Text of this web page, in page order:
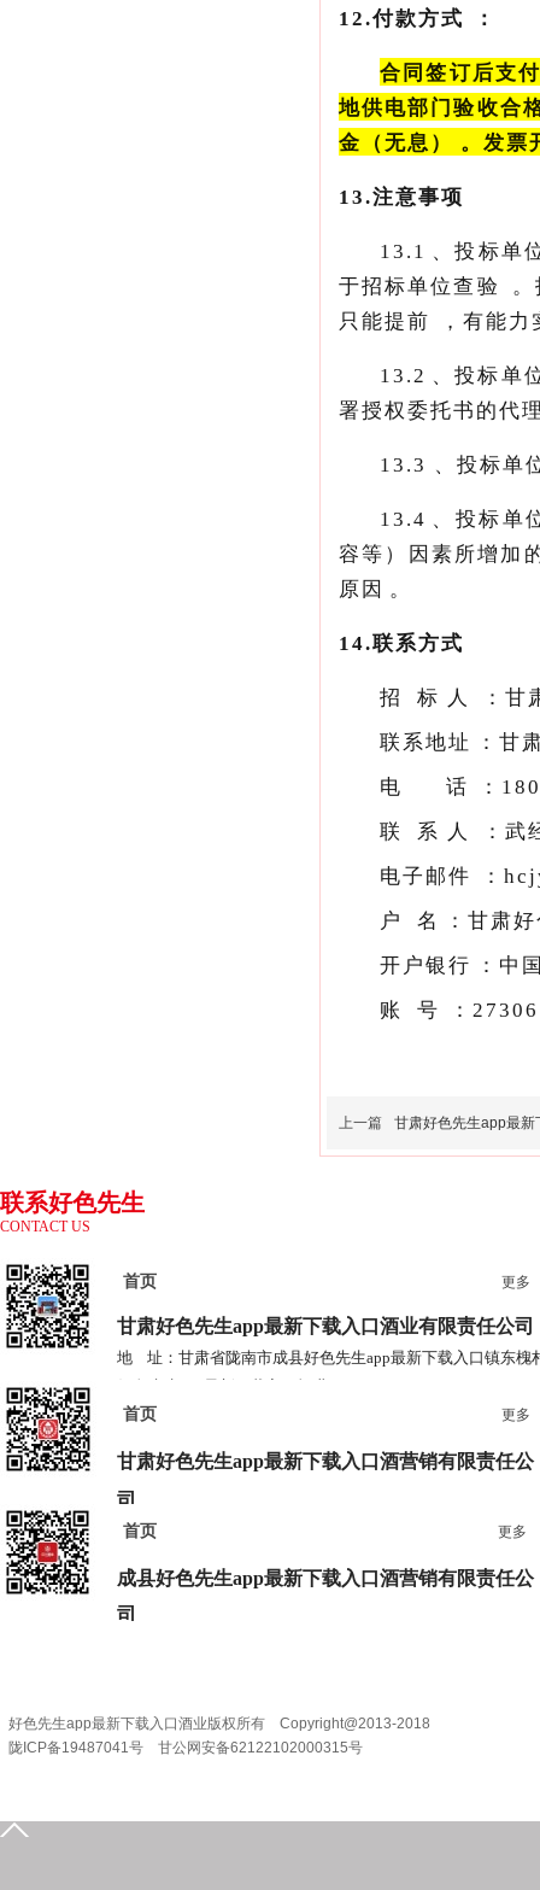
12.付款方式：
合同签订后支付
地供电部门验收合格
金（无息）。发
13.注意事项
13.1、投标单
于招标单位查验
只能提前，有能
13.2、投标单
署授权委托书的代理
13.3、投标
13.4、投标单
容等）因素所增加
原因。
14.联系方式
招 标 人： 甘
联系地址：
电
话：
联
系 人： 武
电子邮件
户 名：甘肃
开户银行：
账 号：
上一篇 甘肃好色先生app最新下载
首页 更多
甘肃好色先生app最新下载入口酒业有限责任公司
地 址：甘肃省陇南市成县好色先生app最新下载入口镇东槐
电 话：0939-3778685 3778687
首页 更多
甘肃好色先生app最新下载入口酒营销有限责任公
司
地 址：兰州市七里河区西津西路16号兰州中心38楼
电 话：0931-2867829 2867839
首页 更多
成县好色先生app最新下载入口酒营销有限责任公
司
联系好色先生
app最新下载
入口
CONTACT US
好色先生app最新下载入口酒业版权所有 Copyright@2013-2018
陇ICP备19487041号 甘公网安备62122102000315号